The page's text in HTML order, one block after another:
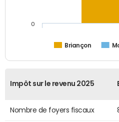
Briançon
0
Impôt sur le revenu 2025
Nombre de foyers fiscaux